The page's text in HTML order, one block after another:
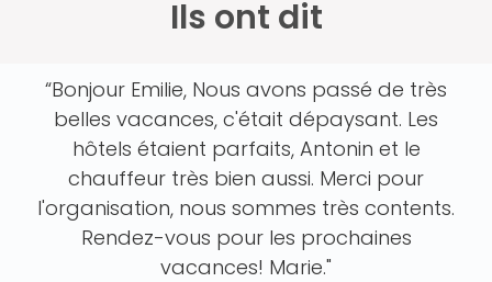
Ils ont dit
“Bonjour Emilie, Nous avons passé de très
belles vacances, c'était dépaysant. Les
hôtels étaient parfaits, Antonin et le
chauffeur très bien aussi. Merci pour
l'organisation, nous sommes très contents.
Rendez-vous pour les prochaines
vacances! Marie."